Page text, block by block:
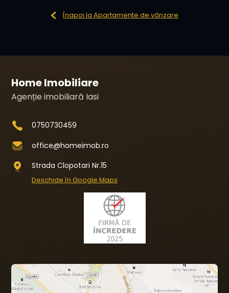
Înapoi la Apartamente de vânzare
Home Imobiliare
Agenție imobiliară Iasi
0750730459
office@homeimob.ro
Strada Clopotari Nr.15
Deschide în Google Maps